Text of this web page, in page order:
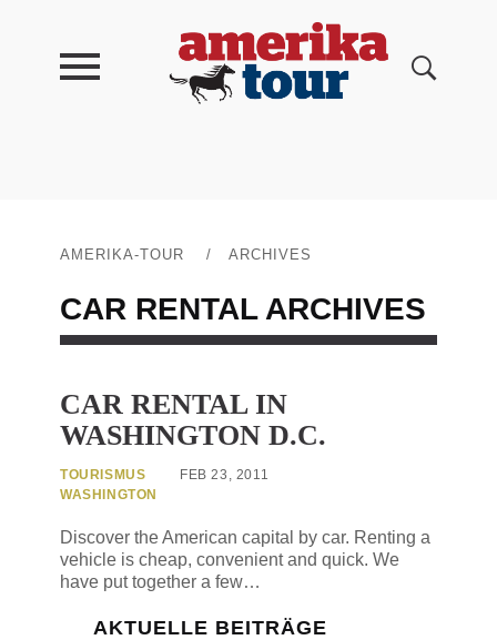
AMERIKA-TOUR / ARCHIVES
CAR RENTALARCHIVES
CAR RENTAL IN
WASHINGTON D.C.
TOURISMUS
WASHINGTON
FEB 23, 2011
Discover the American capital by car. Renting a
vehicle is cheap, convenient and quick. We
have put together a few…
AKTUELLE BEITRÄGE